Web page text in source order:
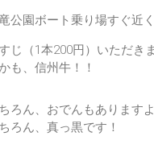
公園ボート乗り場すぐ近
じ（1本200円）いただき
も、信州牛！！
ろん、おでんもありますよ
ろん、真っ黒です！